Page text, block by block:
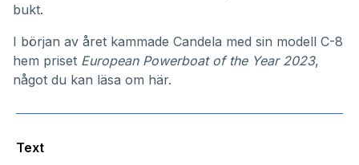
bukt.
I början av året kammade Candela med sin modell C-8
hem priset European Powerboat of the Year 2023,
något du kan läsa om här.
Text